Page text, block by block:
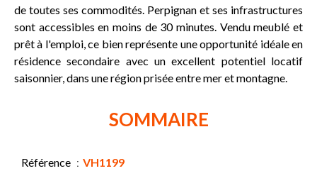
de toutes ses commodités. Perpignan et ses infrastructures
sont accessibles en moins de 30 minutes. Vendu meublé et
prêt à l'emploi, ce bien représente une opportunité idéale en
résidence secondaire avec un excellent potentiel locatif
saisonnier, dans une région prisée entre mer et montagne.
SOMMAIRE
Référence VH1199